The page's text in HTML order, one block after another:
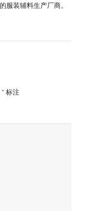
服装辅料生产厂商。
* 标注